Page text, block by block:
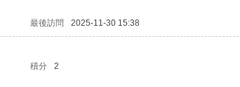
最後訪問 2025-11-30 15:38
積分 2